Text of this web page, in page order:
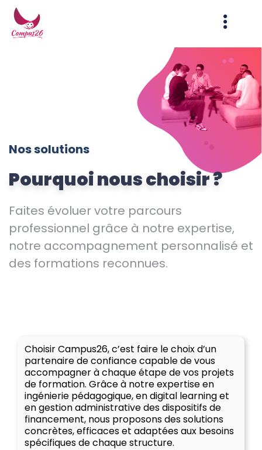
contenu
principal
Nos solutions
Pourquoi nous choisir ?
Faites évoluer votre parcours
professionnel grâce à notre expertise,
notre accompagnement personnalisé et
des formations reconnues.
Choisir Campus26, c’est faire le choix d’un
partenaire de confiance capable de vous
accompagner à chaque étape de vos projets
de formation. Grâce à notre expertise en
ingénierie pédagogique, en digital learning et
en gestion administrative des dispositifs de
financement, nous proposons des solutions
concrètes, efficaces et adaptées aux besoins
spécifiques de chaque structure.